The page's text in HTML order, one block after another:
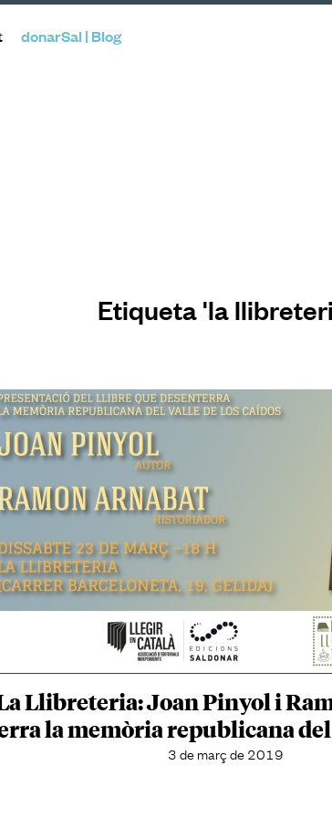
donarSal | Blog
Etiqueta 'la
Llibreteria: Joan Pinyol i
la memòria republicana del
3 de març de 2019